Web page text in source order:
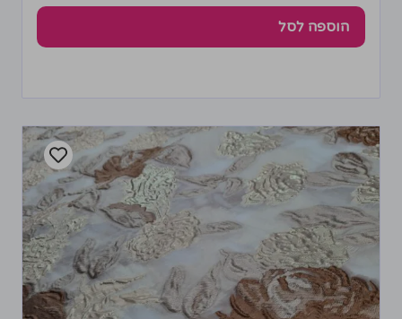
הוספה לסל